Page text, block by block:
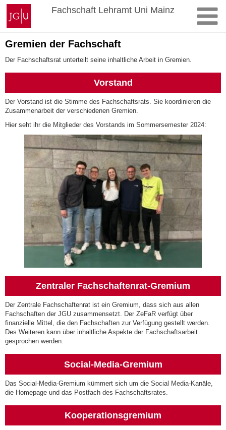
Zum
Inhalt
springen
Johannes
Gutenberg-
Universität
Mainz
Fachschaft Lehramt Uni Mainz
Gremien der Fachschaft
Der Fachschaftsrat unterteilt seine inhaltliche Arbeit in Gremien.
Vorstand
Der Vorstand ist die Stimme des Fachschaftsrats. Sie koordinieren die
Zusammenarbeit der verschiedenen Gremien.
Hier seht ihr die Mitglieder des Vorstands im Sommersemester 2024:
Zentraler Fachschaftenrat-Gremium
Der Zentrale Fachschaftenrat ist ein Gremium, dass sich aus allen
Fachschaften der JGU zusammensetzt. Der ZeFaR verfügt über
finanzielle Mittel, die den Fachschaften zur Verfügung gestellt werden.
Des Weiteren kann über inhaltliche Aspekte der Fachschaftsarbeit
gesprochen werden.
Social-Media-Gremium
Das Social-Media-Gremium kümmert sich um die Social Media-Kanäle,
die Homepage und das Postfach des Fachschaftsrates.
Kooperationsgremium